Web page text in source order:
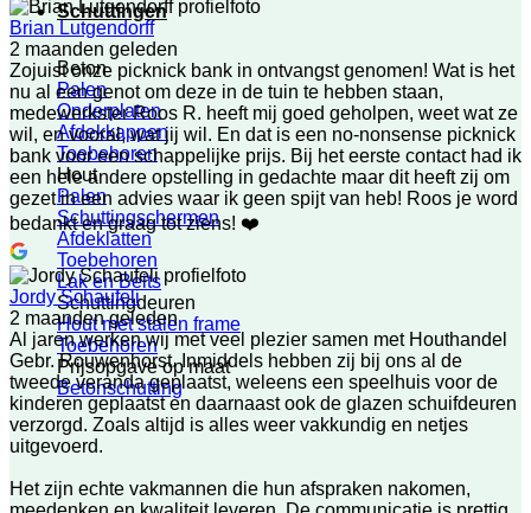
Schuttingen
Beton
Palen
Onderplaten
Afdekkappen
Toebehoren
Hout
Palen
Schuttingschermen
Afdeklatten
Toebehoren
Lak en Beits
Schuttingdeuren
Hout met stalen frame
Toebehoren
Prijsopgave op maat
Betonschutting
Brian Lutgendorff
2 maanden geleden
Zojuist onze picknick bank in ontvangst genomen! Wat is het
nu al een genot om deze in de tuin te hebben staan,
medewerkster Roos R. heeft mij goed geholpen, weet wat ze
wil, en vooral, wat jij wil. En dat is een no-nonsense picknick
bank voor een schappelijke prijs. Bij het eerste contact had ik
een hele andere opstelling in gedachte maar dit heeft zij om
gezet in een advies waar ik geen spijt van heb! Roos je word
bedankt en graag tot ziens! ❤️
Jordy Schaufeli
2 maanden geleden
Al jaren werken wij met veel plezier samen met Houthandel
Gebr. Rouwenhorst. Inmiddels hebben zij bij ons al de
tweede veranda geplaatst, weleens een speelhuis voor de
kinderen geplaatst en daarnaast ook de glazen schuifdeuren
verzorgd. Zoals altijd is alles weer vakkundig en netjes
uitgevoerd.
Het zijn echte vakmannen die hun afspraken nakomen,